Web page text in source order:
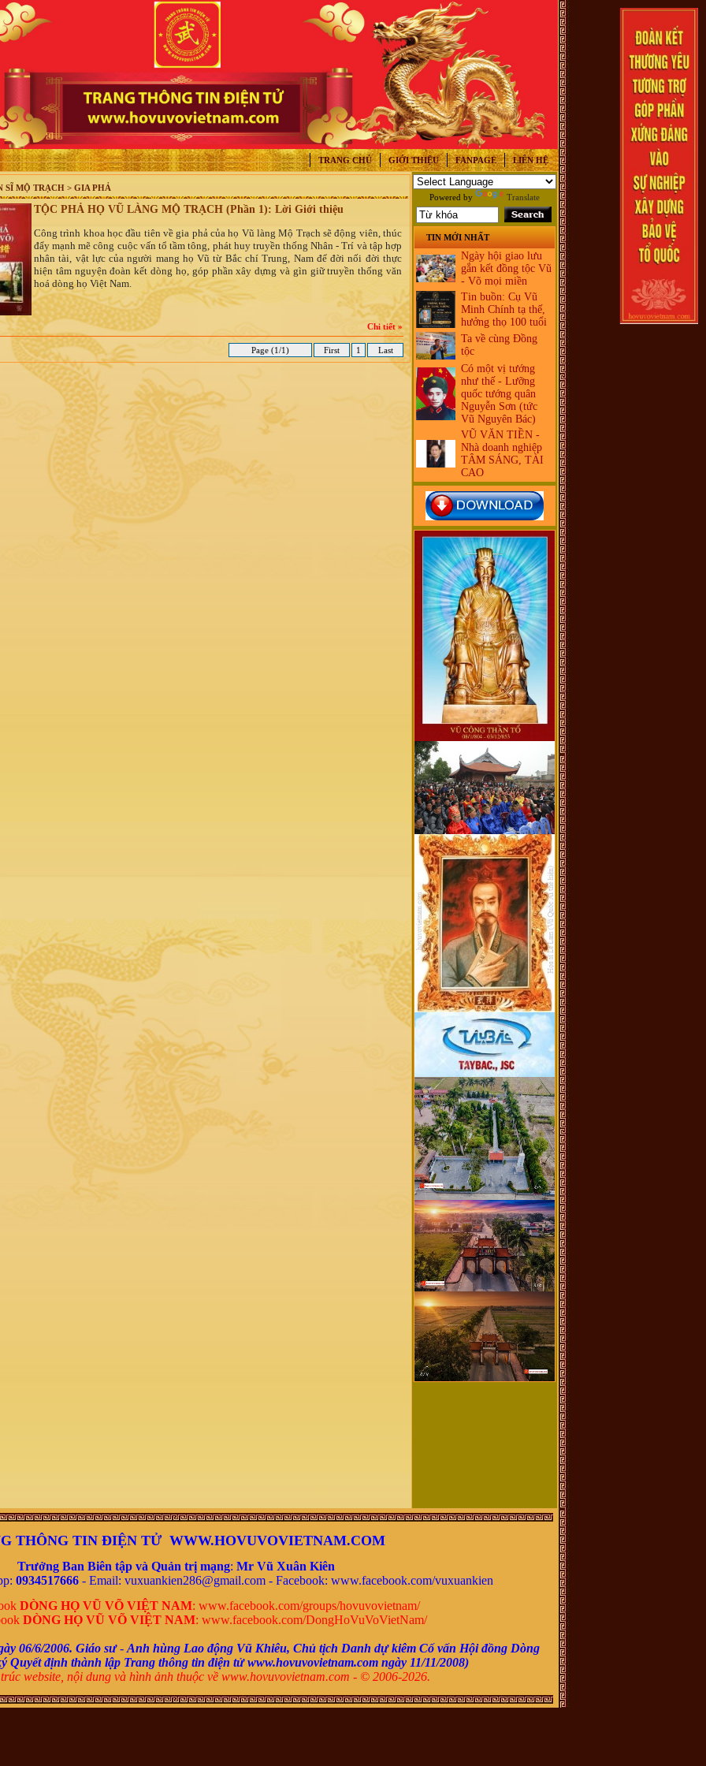
TRANG CHỦ GIỚI THIỆU FANPAGE LIÊN HỆ
SĨ MỘ TRẠCH > GIA PHẢ
TỘC PHẢ HỌ VŨ LÀNG MỘ TRẠCH (Phần 1): Lời Giới thiệu
Công trình khoa học đầu tiên về gia phả của họ Vũ làng Mộ Trạch sẽ động viên, thúc
đẩy mạnh mẽ công cuộc vấn tổ tầm tông, phát huy truyền thống Nhân - Trí và tập hợp
nhân tài, vật lực của người mang họ Vũ từ Bắc chí Trung, Nam để đời nối đời thực
hiện tâm nguyện đoàn kết dòng họ, góp phần xây dựng và gìn giữ truyền thống văn
hoá dòng họ Việt Nam.
Chi tiết »
Page (1/1) First 1 Last
Powered by Translate
TIN MỚI NHẤT
Ngày hội giao lưu
gắn kết đồng tộc Vũ
- Võ mọi miền
Tin buồn: Cụ Vũ
Minh Chính tạ thế,
hưởng thọ 100 tuổi
Ta về cùng Đồng
tộc
Có một vị tướng
như thế - Lưỡng
quốc tướng quân
Nguyễn Sơn (tức
Vũ Nguyên Bác)
VŨ VĂN TIỀN -
Nhà doanh nghiệp
TÂM SÁNG, TÀI
CAO
THÔNG TIN ĐIỆN TỬ WWW.HOVUVOVIETNAM.COM
Trưởng Ban Biên tập và Quản trị mạng: Mr Vũ Xuân Kiên
0934517666 - Email: vuxuankien286@gmail.com - Facebook: www.facebook.com/vuxuankien
DÒNG HỌ VŨ VÕ VIỆT NAM: www.facebook.com/groups/hovuvovietnam/
DÒNG HỌ VŨ VÕ VIỆT NAM: www.facebook.com/DongHoVuVoVietNam/
06/6/2006. Giáo sư - Anh hùng Lao động Vũ Khiêu, Chủ tịch Danh dự kiêm Cố vấn Hội đồng Dòng
Quyết định thành lập Trang thông tin điện tử www.hovuvovietnam.com ngày 11/11/2008)
website, nội dung và hình ảnh thuộc về www.hovuvovietnam.com - © 2006-2026.